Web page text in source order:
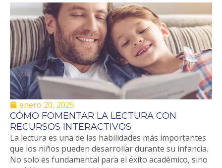
enero 20, 2025
CÓMO FOMENTAR LA LECTURA CON
RECURSOS INTERACTIVOS
La lectura es una de las habilidades más importantes
que los niños pueden desarrollar durante su infancia.
No solo es fundamental para el éxito académico, sino